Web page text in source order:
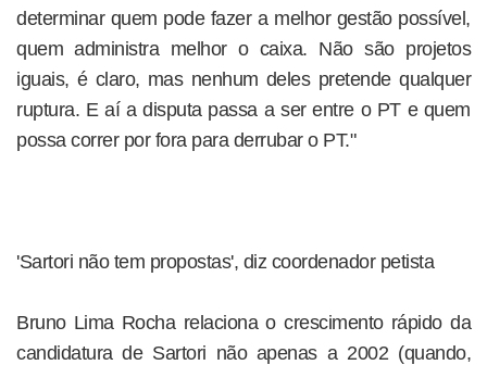
determinar quem pode fazer a melhor gestão possível,
quem administra melhor o caixa. Não são projetos
iguais, é claro, mas nenhum deles pretende qualquer
ruptura. E aí a disputa passa a ser entre o PT e quem
possa correr por fora para derrubar o PT."
'Sartori não tem propostas', diz coordenador petista
Bruno Lima Rocha relaciona o crescimento rápido da
candidatura de Sartori não apenas a 2002 (quando,